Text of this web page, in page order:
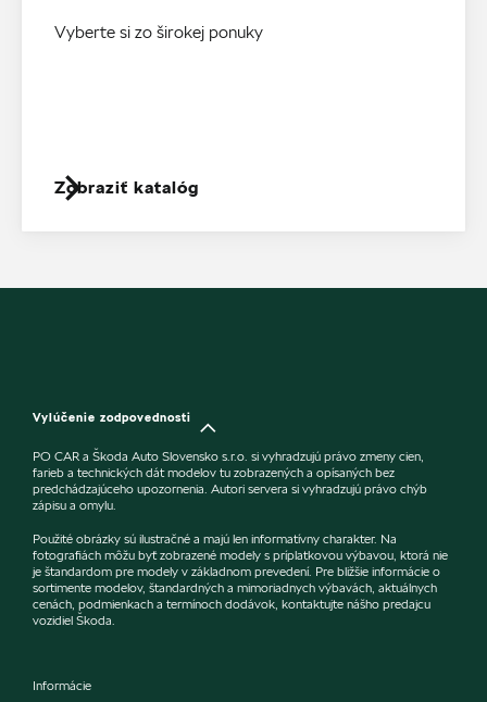
Vyberte si zo širokej ponuky
Zobraziť katalóg
Vylúčenie zodpovednosti
PO CAR a Škoda Auto Slovensko s.r.o. si vyhradzujú právo zmeny cien,
farieb a technických dát modelov tu zobrazených a opísaných bez
predchádzajúceho upozornenia. Autori servera si vyhradzujú právo chýb
zápisu a omylu.
Použité obrázky sú ilustračné a majú len informatívny charakter. Na
fotografiách môžu byť zobrazené modely s príplatkovou výbavou, ktorá nie
je štandardom pre modely v základnom prevedení. Pre bližšie informácie o
sortimente modelov, štandardných a mimoriadnych výbavách, aktuálnych
cenách, podmienkach a termínoch dodávok, kontaktujte nášho predajcu
vozidiel Škoda.
Informácie